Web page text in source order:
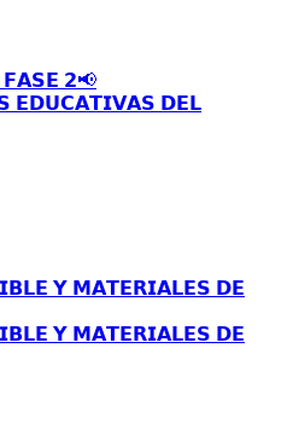
𝟮📢
𝗘𝗗𝗨𝗖𝗔𝗧𝗜𝗩𝗔𝗦 𝗗𝗘𝗟
𝗬 𝗠𝗔𝗧𝗘𝗥𝗜𝗔𝗟𝗘𝗦 𝗗𝗘
𝗬 𝗠𝗔𝗧𝗘𝗥𝗜𝗔𝗟𝗘𝗦 𝗗𝗘